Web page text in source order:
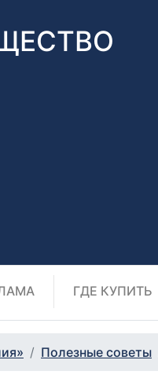
ГДЕ КУПИТЬ
Полезные советы